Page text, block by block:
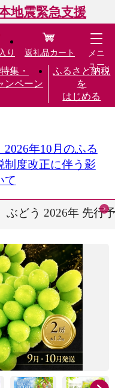
地震緊急支援
特集・
ンペーン
ふるさと納税
を
はじめる
り 返礼品カート
メニ
ュー
2026年10月のふる
制度改正に伴う影
て
ぶどう 2026年 先行